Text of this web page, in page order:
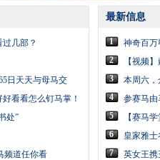
几部？
日天天与母马交
看看怎么钉马掌！
处”
频道任你看
最新信息
1
神奇百万
2
【视频
3
本周六，
4
参赛马由
5
【赛马
6
皇家雅
7
英女王携